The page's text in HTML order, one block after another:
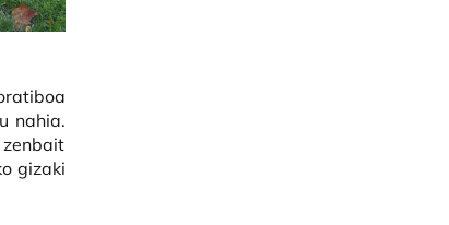
nahia.
gizaki